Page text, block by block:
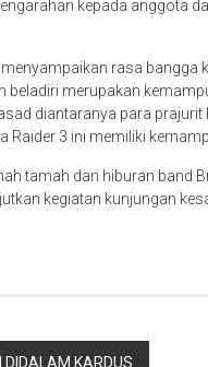
kepada anggota
rasa bangga
merupakan
diantaranya para
Raider 3 ini memiliki
tamah dan hiburan band
kegiatan kunjungan
KARDUS